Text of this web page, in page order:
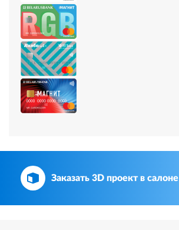
Заказать 3D проект в салоне